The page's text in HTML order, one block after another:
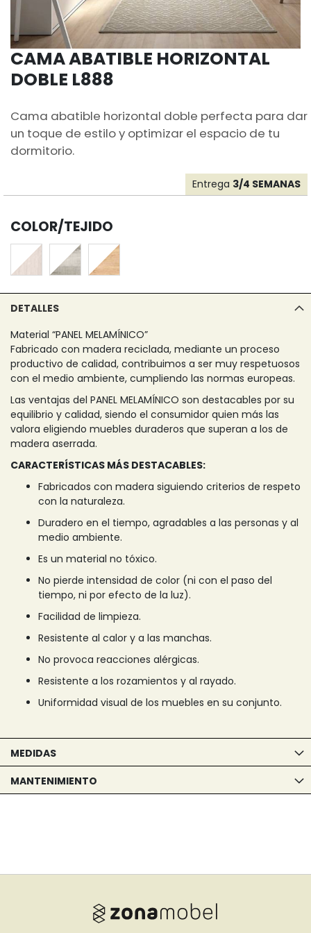
CAMA ABATIBLE HORIZONTAL
DOBLE L888
Cama abatible horizontal doble perfecta para dar
un toque de estilo y optimizar el espacio de tu
dormitorio.
Entrega 3/4 SEMANAS
COLOR/TEJIDO
DETALLES
Material “PANEL MELAMÍNICO”
Fabricado con madera reciclada, mediante un proceso
productivo de calidad, contribuimos a ser muy respetuosos
con el medio ambiente, cumpliendo las normas europeas.
Las ventajas del PANEL MELAMÍNICO son destacables por su
equilibrio y calidad, siendo el consumidor quien más las
valora eligiendo muebles duraderos que superan a los de
madera aserrada.
CARACTERÍSTICAS MÁS DESTACABLES:
Fabricados con madera siguiendo criterios de respeto
con la naturaleza.
Duradero en el tiempo, agradables a las personas y al
medio ambiente.
Es un material no tóxico.
No pierde intensidad de color (ni con el paso del
tiempo, ni por efecto de la luz).
Facilidad de limpieza.
Resistente al calor y a las manchas.
No provoca reacciones alérgicas.
Resistente a los rozamientos y al rayado.
Uniformidad visual de los muebles en su conjunto.
MEDIDAS
MANTENIMIENTO